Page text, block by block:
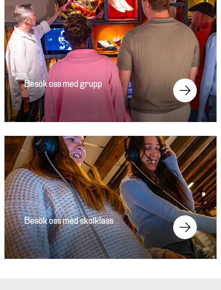
Besök oss med grupp
Besök oss med skolklass